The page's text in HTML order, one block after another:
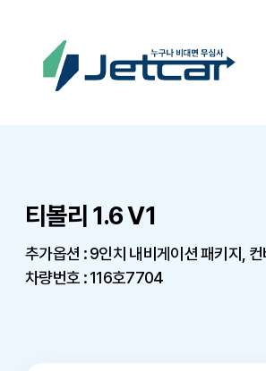
티볼리 1.6 V1
추가옵션 : 9인치 내비게이션 패키지,
차량번호 : 116호7704